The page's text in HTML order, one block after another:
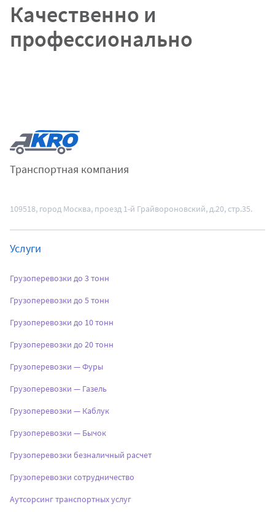
Качественно и
профессионально
Транспортная компания
109518, город Москва, проезд 1-й Грайвороновский, д.20, стр.35.
Услуги
Грузоперевозки до 3 тонн
Грузоперевозки до 5 тонн
Грузоперевозки до 10 тонн
Грузоперевозки до 20 тонн
Грузоперевозки — Фуры
Грузоперевозки — Газель
Грузоперевозки — Каблук
Грузоперевозки — Бычок
Грузоперевозки безналичный расчет
Грузоперевозки сотрудничество
Аутсорсинг транспортных услуг